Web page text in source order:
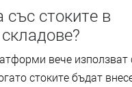
със стоките в
вече използват
стоките бъдат